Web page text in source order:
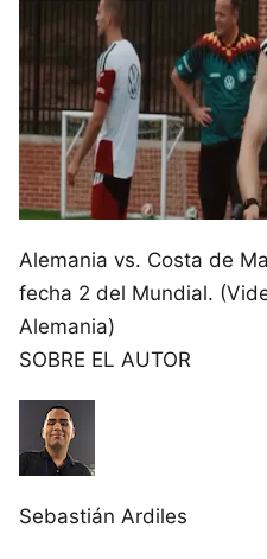
Alemania vs. Costa de
fecha 2 del Mundial.
Alemania)
SOBRE EL AUTOR
Sebastián Ardiles